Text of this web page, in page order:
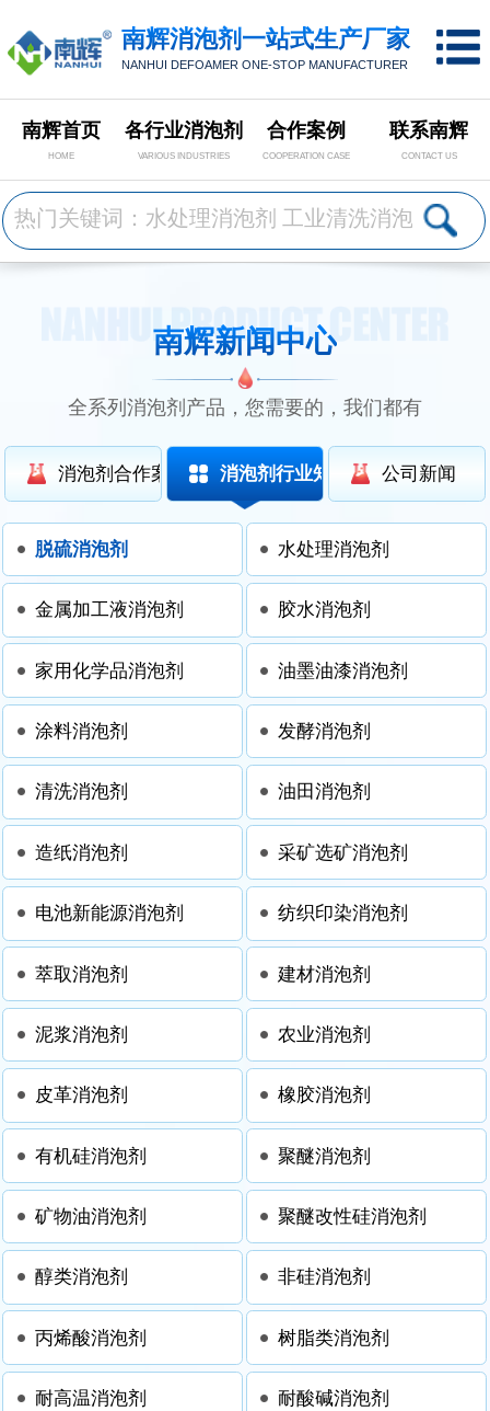
南辉消泡剂一站式生产厂家
NANHUI DEFOAMER ONE-STOP MANUFACTURER
南辉首页
HOME
各行业消泡剂
VARIOUS INDUSTRIES
合作案例
COOPERATION CASE
联系南辉
CONTACT US
南辉新闻中心
全系列消泡剂产品，您需要的，我们都有
消泡剂行业知识
脱硫消泡剂 水处理消泡剂
金属加工液消泡剂 胶水消泡剂
家用化学品消泡剂 油墨油漆消泡剂
涂料消泡剂 发酵消泡剂
清洗消泡剂 油田消泡剂
造纸消泡剂 采矿选矿消泡剂
电池新能源消泡剂 纺织印染消泡剂
萃取消泡剂 建材消泡剂
泥浆消泡剂 农业消泡剂
皮革消泡剂 橡胶消泡剂
有机硅消泡剂 聚醚消泡剂
矿物油消泡剂 聚醚改性硅消泡剂
醇类消泡剂 非硅消泡剂
丙烯酸消泡剂 树脂类消泡剂
耐高温消泡剂 耐酸碱消泡剂
公司新闻
消泡剂合作案例